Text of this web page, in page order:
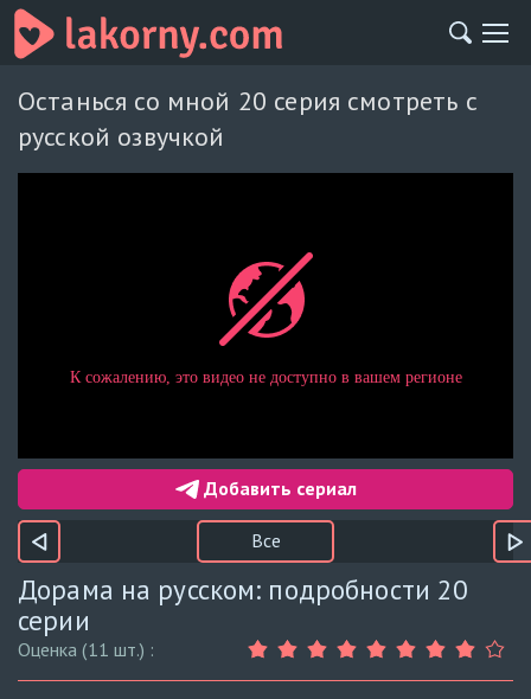
Останься со мной 20 серия смотреть с
русской озвучкой
Добавить сериал
Все
Дорама на русском: подробности 20
серии
Оценка (11 шт.) :